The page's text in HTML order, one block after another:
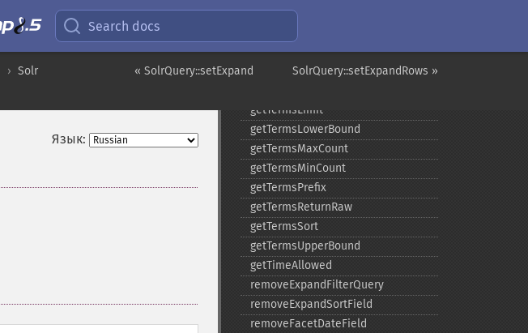
Search docs
SolrQuery::setExpandRows »
« SolrQuery::setExpand
Solr
Язык:
getStatsFields
getTermsField
getTermsIncludeLowerBound
getTermsLimit
getTermsLowerBound
getTermsMaxCount
getTermsMinCount
getTermsPrefix
getTermsReturnRaw
getTermsSort
getTermsUpperBound
getTimeAllowed
removeExpandFilterQuery
removeExpandSortField
removeFacetDateField